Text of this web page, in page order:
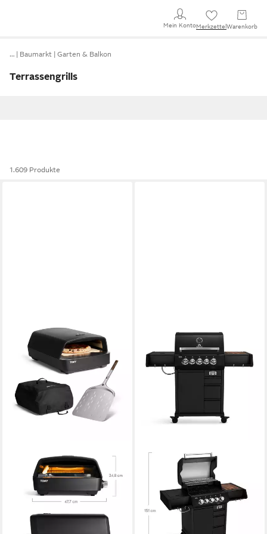
Mein KontoMerkzettel Warenkorb
… Baumarkt Garten & Balkon
Terrassengrills
1.609 Produkte